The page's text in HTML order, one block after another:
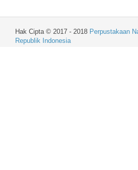
Hak Cipta © 2017 - 2018 Perpustakaan
Republik Indonesia